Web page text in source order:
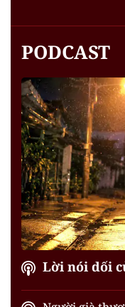
PODCAST
Lời nói dối